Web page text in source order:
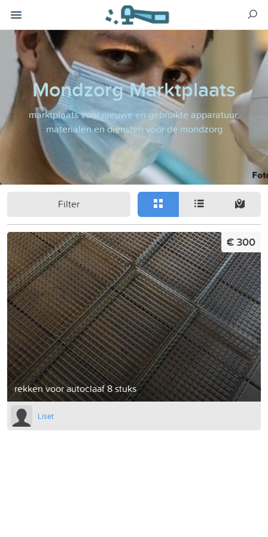
Mondzorg Marktplaats
marktplaats voor nieuwe en gebruikte apparatuur,
materialen en diensten voor de mondzorg
Filter
rekken voor autoclaaf 8 stuks
€ 300
Liset